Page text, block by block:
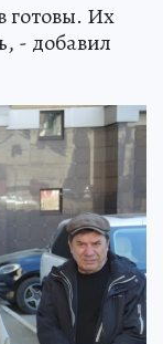
готовы. Их
- добавил